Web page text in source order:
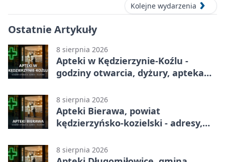
Kolejne wydarzenia
Ostatnie Artykuły
8 sierpnia 2026
Apteki w Kędzierzynie-Koźlu -
godziny otwarcia, dyżury, apteka
8 sierpnia 2026
Apteki Bierawa, powiat
kędzierzyńsko-kozielski - adresy,
8 sierpnia 2026